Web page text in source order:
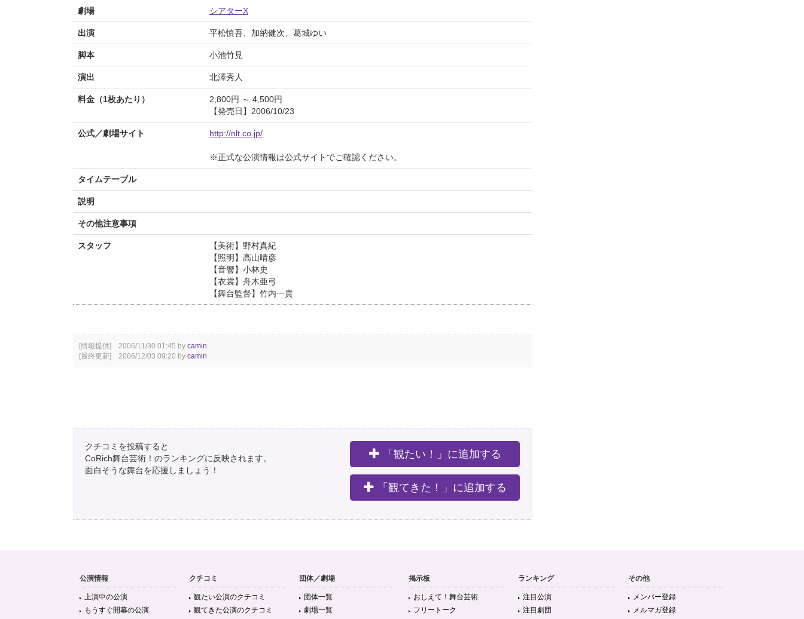
劇場 シアターX
出演 平松慎吾、加納健次、葛城ゆい
脚本 小池竹見
演出 北澤秀人
料金（1枚あたり）
2,800円 ～ 4,500円
【発売日】2006/10/23
公式／劇場サイト http://nlt.co.jp/
※正式な公演情報は公式サイトでご確認ください。
タイムテーブル
説明
その他注意事項
スタッフ
【美術】野村真紀
【照明】高山晴彦
【音響】小林史
【衣裳】舟木亜弓
【舞台監督】竹内一貴
[情報提供] 2006/11/30 01:45 by camin
[最終更新] 2006/12/03 09:20 by camin
クチコミを投稿すると
CoRich舞台芸術！のランキングに反映されます。
面白そうな舞台を応援しましょう！
「観たい！」に追加する
「観てきた！」に追加する
公演情報
上演中の公演
もうすぐ開幕の公演
クチコミ
観たい公演のクチコミ
観てきた公演のクチコミ
団体／劇場
団体一覧
劇場一覧
掲示板
おしえて！舞台芸術
フリートーク
ランキング
注目公演
注目劇団
その他
メンバー登録
メルマガ登録